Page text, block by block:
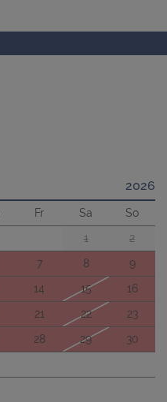
2026
Fr Sa
So
1
2
7 8
9
14 15
16
21 22
23
28 29
30